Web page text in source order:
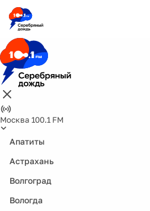
Москва 100.1 FM
Апатиты
Астрахань
Волгоград
Вологда